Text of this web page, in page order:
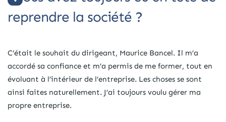
reprendre la société ?
C’était le souhait du dirigeant, Maurice Bancel. Il m’a
accordé sa confiance et m’a permis de me former, tout en
évoluant à l’intérieur de l’entreprise. Les choses se sont
ainsi faites naturellement. J’ai toujours voulu gérer ma
propre entreprise.